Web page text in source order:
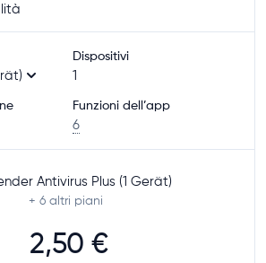
Dispositivi
1
Funzioni dell’app
6
Antivirus Plus (1 Gerät)
+ 6 altri piani
2,50 €